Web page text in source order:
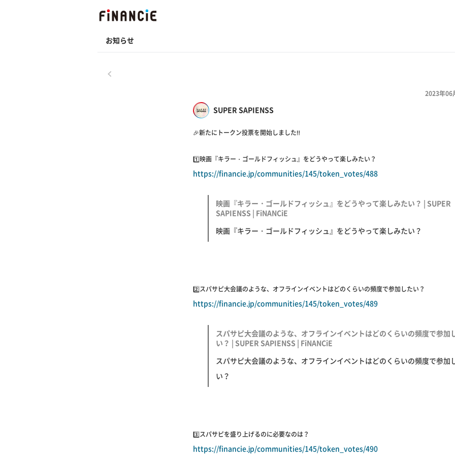
お知らせ
SUPER SAPIENSS
2023年06
🎉新たにトークン投票を開始しました‼️
1️⃣映画『キラー・ゴールドフィッシュ』をどうやって楽しみたい？
https://financie.jp/communities/145/token_votes/488
映画『キラー・ゴールドフィッシュ』をどうやって楽しみたい？ | SUPER
SAPIENSS | FiNANCiE
映画『キラー・ゴールドフィッシュ』をどうやって楽しみたい？
2️⃣スパサピ大会議のような、オフラインイベントはどのくらいの頻度で参加したい？
https://financie.jp/communities/145/token_votes/489
スパサピ大会議のような、オフラインイベントはどのくらいの頻度で参加
い？ | SUPER SAPIENSS | FiNANCiE
スパサピ大会議のような、オフラインイベントはどのくらいの頻度で参加
い？
3️⃣スパサピを盛り上げるのに必要なのは？
https://financie.jp/communities/145/token_votes/490